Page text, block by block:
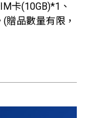
卡(10GB)*1、
品數量有限，